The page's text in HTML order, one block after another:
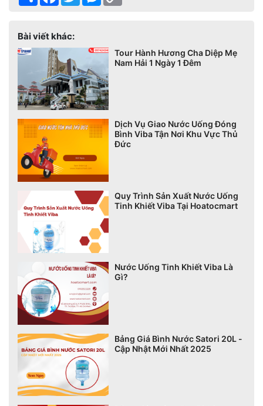
Bài viết khác:
Tour Hành Hương Cha Diệp Mẹ
Nam Hải 1 Ngày 1 Đêm
Dịch Vụ Giao Nước Uống Đóng
Bình Viba Tận Nơi Khu Vực Thủ
Đức
Quy Trình Sản Xuất Nước Uống
Tinh Khiết Viba Tại Hoatocmart
Nước Uống Tinh Khiết Viba Là
Gì?
Bảng Giá Bình Nước Satori 20L -
Cập Nhật Mới Nhất 2025